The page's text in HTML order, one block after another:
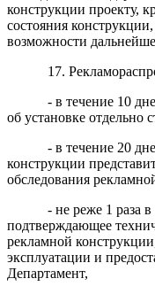
конструкции проекту,
состояния
возможности
17.
- в течение 10
об установке отдельно
- в течение 20
конструкции
обследования
- не реже 1 раза
подтверждающее
рекламной
эксплуатации и
Департамент,